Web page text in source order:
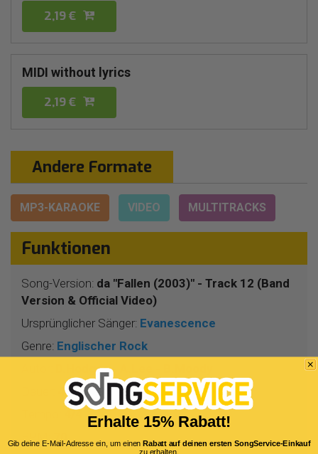
2,19 €
MIDI without lyrics
2,19 €
Andere Formate
MP3-KARAOKE VIDEO MULTITRACKS
Funktionen
Song-Version: da "Fallen (2003)" - Track 12 (Band
Version & Official Video)
Ursprünglicher Sänger: Evanescence
Genre: Englischer Rock
D.Hodges - A.Lee - B.Moody
4 Min 39 Sekunden
4/4 Erhalte 15% Rabatt!
Gib deine E-Mail-Adresse ein, um einenRabatt auf deinen ersten SongService-Einkauf